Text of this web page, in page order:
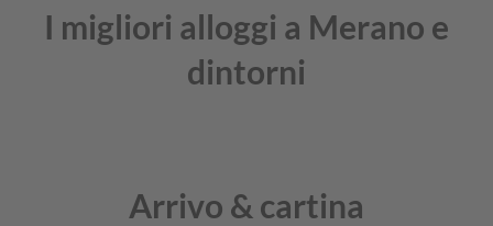
I migliori alloggi a Merano e
dintorni
Arrivo & cartina